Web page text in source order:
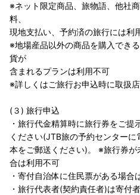
※ネット限定商品、旅物語、他社
料、
現地支払い、予約済の旅行には利
※地場産品以外の商品を購入でき
貨が
含まれるプランは利用不可
※詳しくはご旅行お申込時に取扱
(３) 旅行申込
・旅行代金精算時に旅行券をご
ください(JTB旅の予約センター
本をご郵送ください)。 ※旅行券
合は利用不可
・寄付自治体に住民票がある場合
・旅行代表者(契約責任者)は寄付